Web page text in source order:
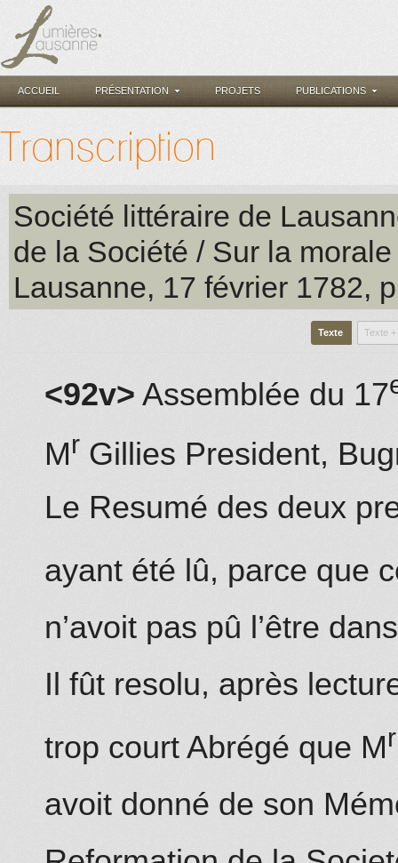
ACCUEIL PRÉSENTATION PROJETS PUBLICATIONS
Transcription
Société littéraire de
de la Société / Sur la
Lausanne, 17 février 1782,
Texte Texte
<92v> Assemblée du 17
Mr Gillies President,
Le Resumé des deux
ayant été lû, parce que
n’avoit pas pû l’être
Il fût resolu, après
trop court Abrégé que Mr
avoit donné de son